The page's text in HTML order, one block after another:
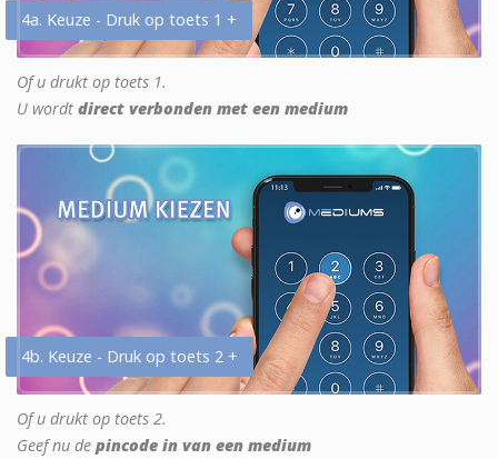
4a. Keuze - Druk op toets 1 +
Of u drukt op toets 1.
U wordt direct verbonden met een medium
4b. Keuze - Druk op toets 2 +
Of u drukt op toets 2.
Geef nu de pincode in van een medium